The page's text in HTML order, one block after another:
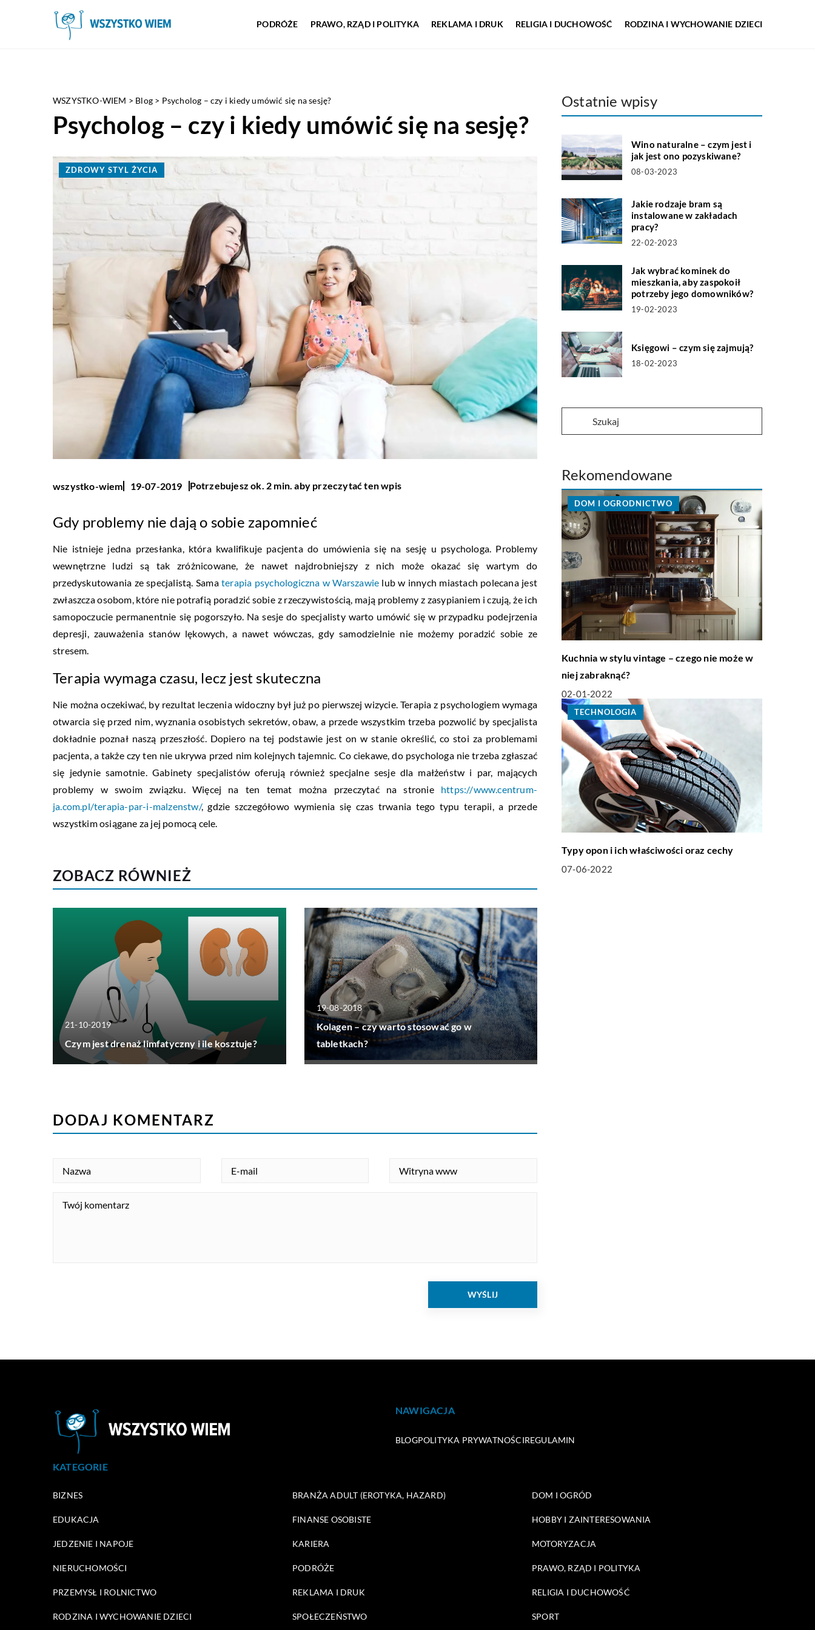
PODRÓŻE PRAWO, RZĄD I POLITYKA REKLAMA I DRUK RELIGIA I DUCHOWOŚĆ RODZINA I WYCHOWANIE DZIECI
WSZYSTKO-WIEM > Blog > Psycholog – czy i kiedy umówić się na sesję?
Psycholog – czy i kiedy umówić się na sesję?
ZDROWY STYL ŻYCIA
wszystko-wiem 19-07-2019 Potrzebujesz ok. 2 min. aby przeczytać ten wpis
Gdy problemy nie dają o sobie zapomnieć
Nie istnieje jedna przesłanka, która kwalifikuje pacjenta do umówienia się na sesję u psychologa. Problemy
wewnętrzne ludzi są tak zróżnicowane, że nawet najdrobniejszy z nich może okazać się wartym do
przedyskutowania ze specjalistą. Samaterapia psychologiczna w Warszawie lub w innych miastach polecana jest
zwłaszcza osobom, które nie potrafią poradzić sobie z rzeczywistością, mają problemy z zasypianiem i czują, że ich
samopoczucie permanentnie się pogorszyło. Na sesje do specjalisty warto umówić się w przypadku podejrzenia
depresji, zauważenia stanów lękowych, a nawet wówczas, gdy samodzielnie nie możemy poradzić sobie ze
stresem.
Terapia wymaga czasu, lecz jest skuteczna
Nie można oczekiwać, by rezultat leczenia widoczny był już po pierwszej wizycie. Terapia z psychologiem wymaga
otwarcia się przed nim, wyznania osobistych sekretów, obaw, a przede wszystkim trzeba pozwolić by specjalista
dokładnie poznał naszą przeszłość. Dopiero na tej podstawie jest on w stanie określić, co stoi za problemami
pacjenta, a także czy ten nie ukrywa przed nim kolejnych tajemnic. Co ciekawe, do psychologa nie trzeba zgłaszać
się jedynie samotnie. Gabinety specjalistów oferują również specjalne sesje dla małżeństw i par, mających
problemy w swoim związku. Więcej na ten temat można przeczytać na stronie https://www.centrum-
ja.com.pl/terapia-par-i-malzenstw/, gdzie szczegółowo wymienia się czas trwania tego typu terapii, a przede
wszystkim osiągane za jej pomocą cele.
ZOBACZ RÓWNIEŻ
21-10-2019
Czym jest drenaż limfatyczny i ile kosztuje?
19-08-2018
Kolagen – czy warto stosować go w
tabletkach?
Ostatnie wpisy
Wino naturalne – czym jest i
jak jest ono pozyskiwane?
08-03-2023
Jakie rodzaje bram są
instalowane w zakładach
pracy?
22-02-2023
Jak wybrać kominek do
mieszkania, aby zaspokoił
potrzeby jego domowników?
19-02-2023
Księgowi – czym się zajmują?
18-02-2023
Rekomendowane
DOM I OGRODNICTWO
Kuchnia w stylu vintage – czego nie może w
niej zabraknąć?
02-01-2022
TECHNOLOGIA
Typy opon i ich właściwości oraz cechy
07-06-2022
DODAJ KOMENTARZ
NAWIGACJA
BLOGPOLITYKA PRYWATNOŚCIREGULAMIN
KATEGORIE
BIZNES BRANŻA ADULT (EROTYKA, HAZARD) DOM I OGRÓD
EDUKACJA FINANSE OSOBISTE HOBBY I ZAINTERESOWANIA
JEDZENIE I NAPOJE KARIERA MOTORYZACJA
NIERUCHOMOŚCI PODRÓŻE PRAWO, RZĄD I POLITYKA
PRZEMYSŁ I ROLNICTWO REKLAMA I DRUK RELIGIA I DUCHOWOŚĆ
RODZINA I WYCHOWANIE DZIECI SPOŁECZEŃSTWO SPORT